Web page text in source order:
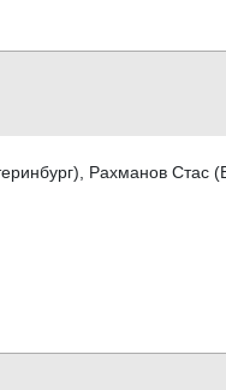
Рахманов Стас